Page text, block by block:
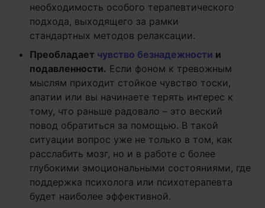
необходимость особого терапевтического
подхода, выходящего за рамки
стандартных методов релаксации.
Преобладает чувство безнадежности и
подавленности. Если фоном к тревожным
мыслям приходит стойкое чувство тоски,
апатии или вы начинаете терять интерес к
тому, что раньше радовало – это веский
повод обратиться за помощью. В такой
ситуации вопрос уже не только в том, как
расслабить мозг, но и в работе с более
глубокими эмоциональными состояниями, где
поддержка психолога или психотерапевта
будет наиболее эффективной.